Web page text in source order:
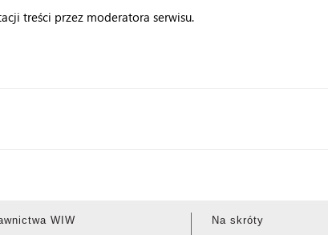
treści przez moderatora serwisu.
WIW
Na skróty